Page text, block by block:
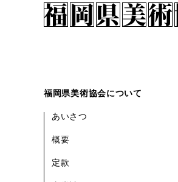
福岡県美術協会について
あいさつ
概要
定款